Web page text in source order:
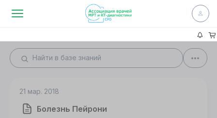
21 мар. 2018
Болезнь Пейрони